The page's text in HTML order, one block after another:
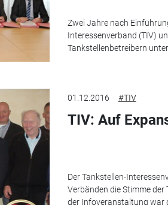
Zwei Jahre nach
Interessenverband (TIV)
Tankstellenbetreibern
01.12.2016 #TIV
TIV: Auf
Der Tankstellen-
Verbänden die Stimme
der Infoveranstaltung war